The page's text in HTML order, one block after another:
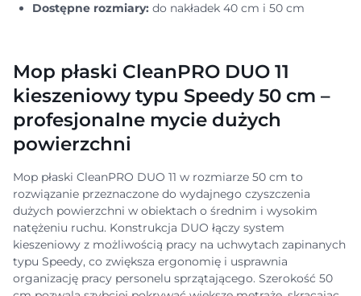
Dostępne rozmiary: do nakładek 40 cm i 50 cm
Mop płaski CleanPRO DUO 11
kieszeniowy typu Speedy 50 cm –
profesjonalne mycie dużych
powierzchni
Mop płaski CleanPRO DUO 11 w rozmiarze 50 cm to
rozwiązanie przeznaczone do wydajnego czyszczenia
dużych powierzchni w obiektach o średnim i wysokim
natężeniu ruchu. Konstrukcja DUO łączy system
kieszeniowy z możliwością pracy na uchwytach zapinanych
typu Speedy, co zwiększa ergonomię i usprawnia
organizację pracy personelu sprzątającego. Szerokość 50